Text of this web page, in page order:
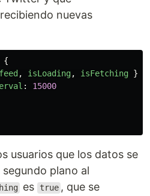
nuevas
{
feed , isLoading, isFetching }
:
15000
usuarios que los datos se
plano al
es true , que se